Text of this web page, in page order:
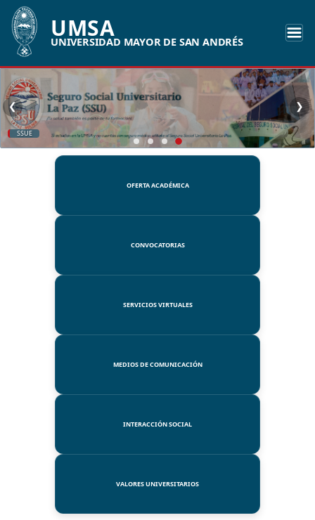
UMSA
UNIVERSIDAD MAYOR DE SAN ANDRÉS
SSUE
❮ ❯
OFERTA ACADÉMICA
CONVOCATORIAS
SERVICIOS VIRTUALES
MEDIOS DE COMUNICACIÓN
INTERACCIÓN SOCIAL
VALORES UNIVERSITARIOS